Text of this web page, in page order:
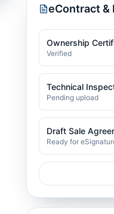
eContract &
Ownership
Verified
Technical
Pending upload
Draft Sale
Ready for